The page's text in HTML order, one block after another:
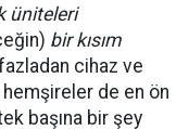
üniteleri
bir kısım
cihaz ve
de en ön
başına bir şey